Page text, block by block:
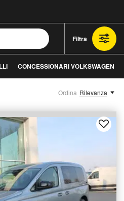
Filtra
CONCESSIONARI VOLKSWAGEN
Ordina Rilevanza